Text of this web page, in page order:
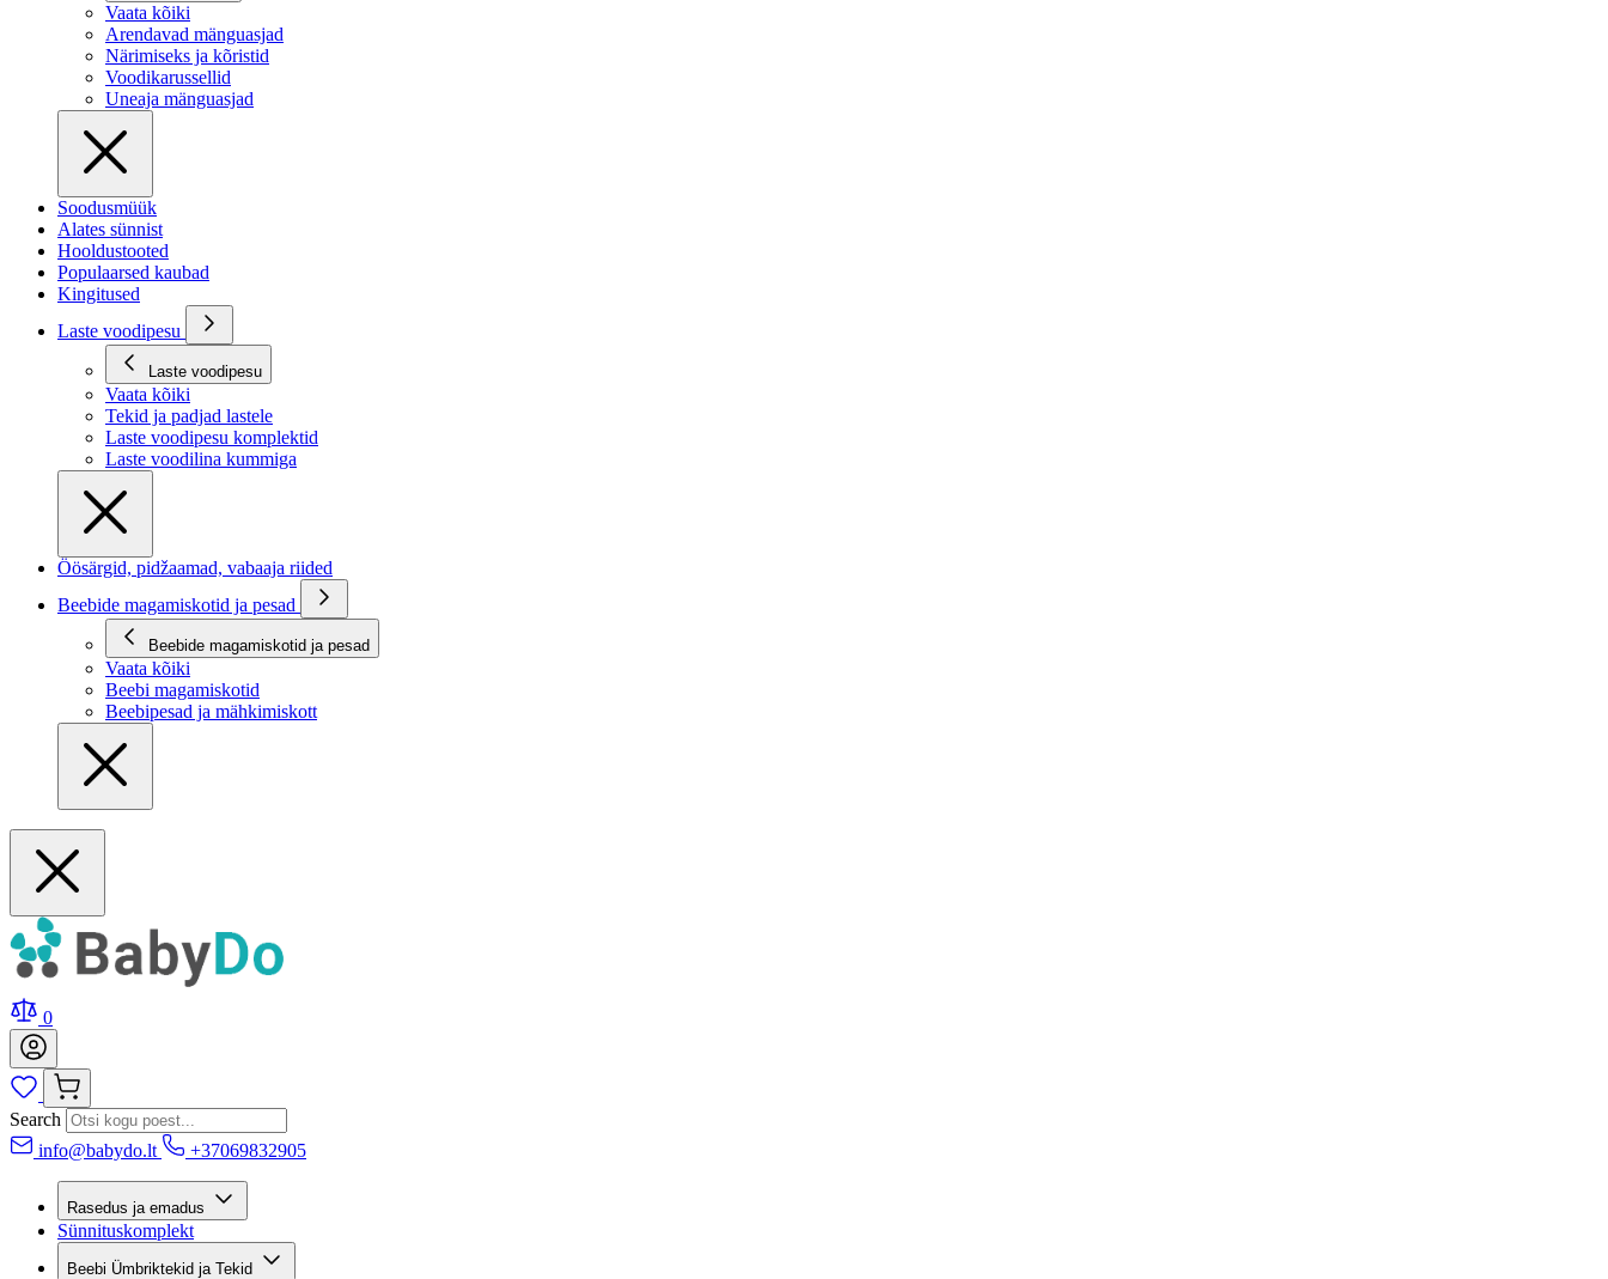
Vaata kõiki
Arendavad mänguasjad
Närimiseks ja kõristid
Voodikarussellid
Uneaja mänguasjad
Soodusmüük
Alates sünnist
Hooldustooted
Populaarsed kaubad
Kingitused
Laste voodipesu
Laste voodipesu
Vaata kõiki
Tekid ja padjad lastele
Laste voodipesu komplektid
Laste voodilina kummiga
Öösärgid, pidžaamad, vabaaja riided
Beebide magamiskotid ja pesad
Beebide magamiskotid ja pesad
Vaata kõiki
Beebi magamiskotid
Beebipesad ja mähkimiskott
0
Search
info@babydo.lt
+37069832905
Rasedus ja emadus
Sünnituskomplekt
Beebi Ümbriktekid ja Tekid